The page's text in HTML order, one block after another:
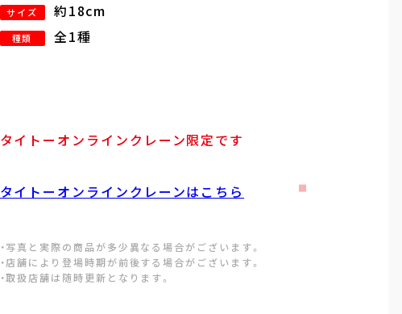
サイズ 約18cm
種類 全1種
タイトーオンラインクレーン限定です
タイトーオンラインクレーンはこちら
・写真と実際の商品が多少異なる場合がございます。
・店舗により登場時期が前後する場合がございます。
・取扱店舗は随時更新となります。